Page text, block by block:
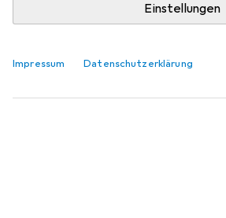
Einstellungen
Impressum Datenschutzerklärung
Kentucky Dogwear